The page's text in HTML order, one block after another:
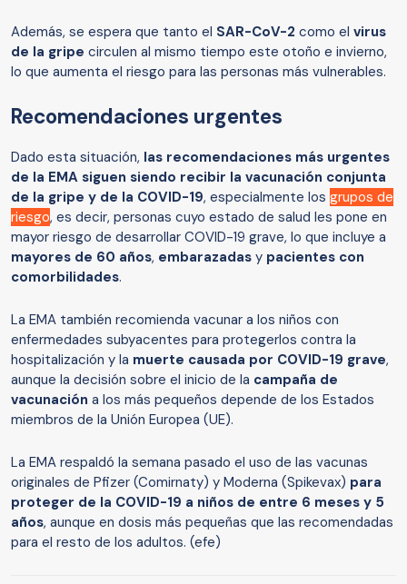
Además, se espera que tanto el SAR-CoV-2 como el virus
de la gripe circulen al mismo tiempo este otoño e invierno,
lo que aumenta el riesgo para las personas más vulnerables.
Recomendaciones urgentes
Dado esta situación, las recomendaciones más urgentes
de la EMA siguen siendo recibir la vacunación conjunta
de la gripe y de la COVID-19, especialmente los grupos de
riesgo, es decir, personas cuyo estado de salud les pone en
mayor riesgo de desarrollar COVID-19 grave, lo que incluye a
mayores de 60 años, embarazadas y pacientes con
comorbilidades.
La EMA también recomienda vacunar a los niños con
enfermedades subyacentes para protegerlos contra la
hospitalización y la muerte causada por COVID-19 grave,
aunque la decisión sobre el inicio de la campaña de
vacunación a los más pequeños depende de los Estados
miembros de la Unión Europea (UE).
La EMA respaldó la semana pasado el uso de las vacunas
originales de Pfizer (Comirnaty) y Moderna (Spikevax) para
proteger de la COVID-19 a niños de entre 6 meses y 5
años, aunque en dosis más pequeñas que las recomendadas
para el resto de los adultos. (efe)